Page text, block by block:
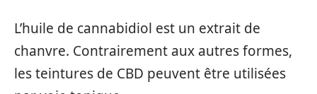
L’huile de cannabidiol est un extrait de
chanvre. Contrairement aux autres formes,
les teintures de CBD peuvent être utilisées